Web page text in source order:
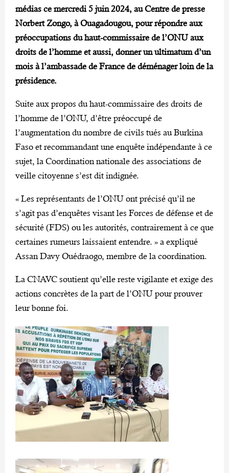
médias ce mercredi 5 juin 2024, au Centre de presse
Norbert Zongo, à Ouagadougou, pour répondre aux
préoccupations du haut-commissaire de l’ONU aux
droits de l’homme et aussi, donner un ultimatum d’un
mois à l’ambassade de France de déménager loin de la
présidence.
Suite aux propos du haut-commissaire des droits de
l’homme de l’ONU, d’être préoccupé de
l’augmentation du nombre de civils tués au Burkina
Faso et recommandant une enquête indépendante à ce
sujet, la Coordination nationale des associations de
veille citoyenne s’est dit indignée.
« Les représentants de l’ONU ont précisé qu’il ne
s’agit pas d’enquêtes visant les Forces de défense et de
sécurité (FDS) ou les autorités, contrairement à ce que
certaines rumeurs laissaient entendre. » a expliqué
Assan Davy Ouédraogo, membre de la coordination.
La CNAVC soutient qu’elle reste vigilante et exige des
actions concrètes de la part de l’ONU pour prouver
leur bonne foi.